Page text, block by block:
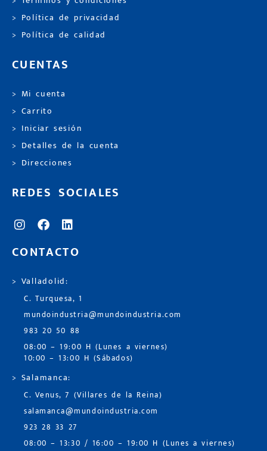
> Política de privacidad
> Política de calidad
CUENTAS
> Mi cuenta
> Carrito
> Iniciar sesión
> Detalles de la cuenta
> Direcciones
REDES SOCIALES
CONTACTO
> Valladolid:
C. Turquesa, 1
mundoindustria@mundoindustria.com
983 20 50 88
08:00 – 19:00 H (Lunes a viernes)
10:00 – 13:00 H (Sábados)
> Salamanca:
C. Venus, 7 (Villares de la Reina)
salamanca@mundoindustria.com
923 28 33 27
08:00 – 13:30 / 16:00 – 19:00 H (Lunes a viernes)